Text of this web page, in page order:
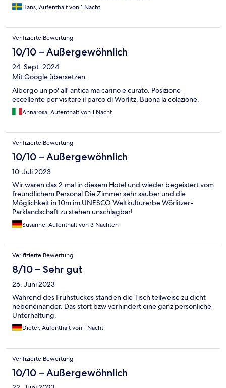
Hans, Aufenthalt von 1 Nacht
Verifizierte Bewertung
10/10 – Außergewöhnlich
24. Sept. 2024
Mit Google übersetzen
Albergo un po' all' antica ma carino e curato. Posizione
eccellente per visitare il parco di Worlitz. Buona la colazione.
Annarosa, Aufenthalt von 1 Nacht
Verifizierte Bewertung
10/10 – Außergewöhnlich
10. Juli 2023
Wir waren das 2.mal in diesem Hotel und wieder begeistert vom
freundlichem Personal.Die Zimmer sehr sauber und die
Möglichkeit in 10m im UNESCO Weltkulturerbe Wörlitzer-
Parklandschaft zu stehen unschlagbar!
Susanne, Aufenthalt von 3 Nächten
Verifizierte Bewertung
8/10 – Sehr gut
26. Juni 2023
Während des Frühstückes standen die Tisch teilweise zu dicht
nebeneinander. Das stört bzw verhindert eine ganz persönliche
Unterhaltung.
Dieter, Aufenthalt von 1 Nacht
Verifizierte Bewertung
10/10 – Außergewöhnlich